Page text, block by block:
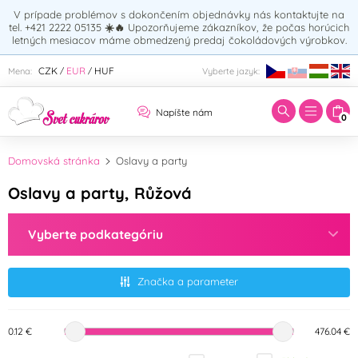
V prípade problémov s dokončením objednávky nás kontaktujte na
tel. +421 2222 05135 ☀️🔥 Upozorňujeme zákazníkov, že počas horúcich
letných mesiacov máme obmedzený predaj čokoládových výrobkov.
Mena: CZK / EUR / HUF Vyberte jazyk:
Napíšte nám 0
Zadajte hľadaný výraz:
Domovská stránka Oslavy a party
Oslavy a party, Růžová
Vyberte podkategóriu
Značka a parameter
0.12 € 476.04 €